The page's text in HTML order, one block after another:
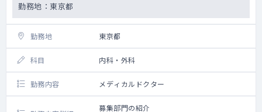
Provides strategic direction to address
complex health outcomes challenges.
Study Development and Execution
Leads local HEOR/RWE evidence planning
and execution for individual
compounds/products across the
development and commercialization
lifecycle to support drug development,
optimize pricing and access, and
勤務地：東京都
勤務地 東京都
科目 内科・外科
勤務内容 メディカルドクター
募集部門の紹介